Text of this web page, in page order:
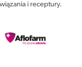
i receptury.